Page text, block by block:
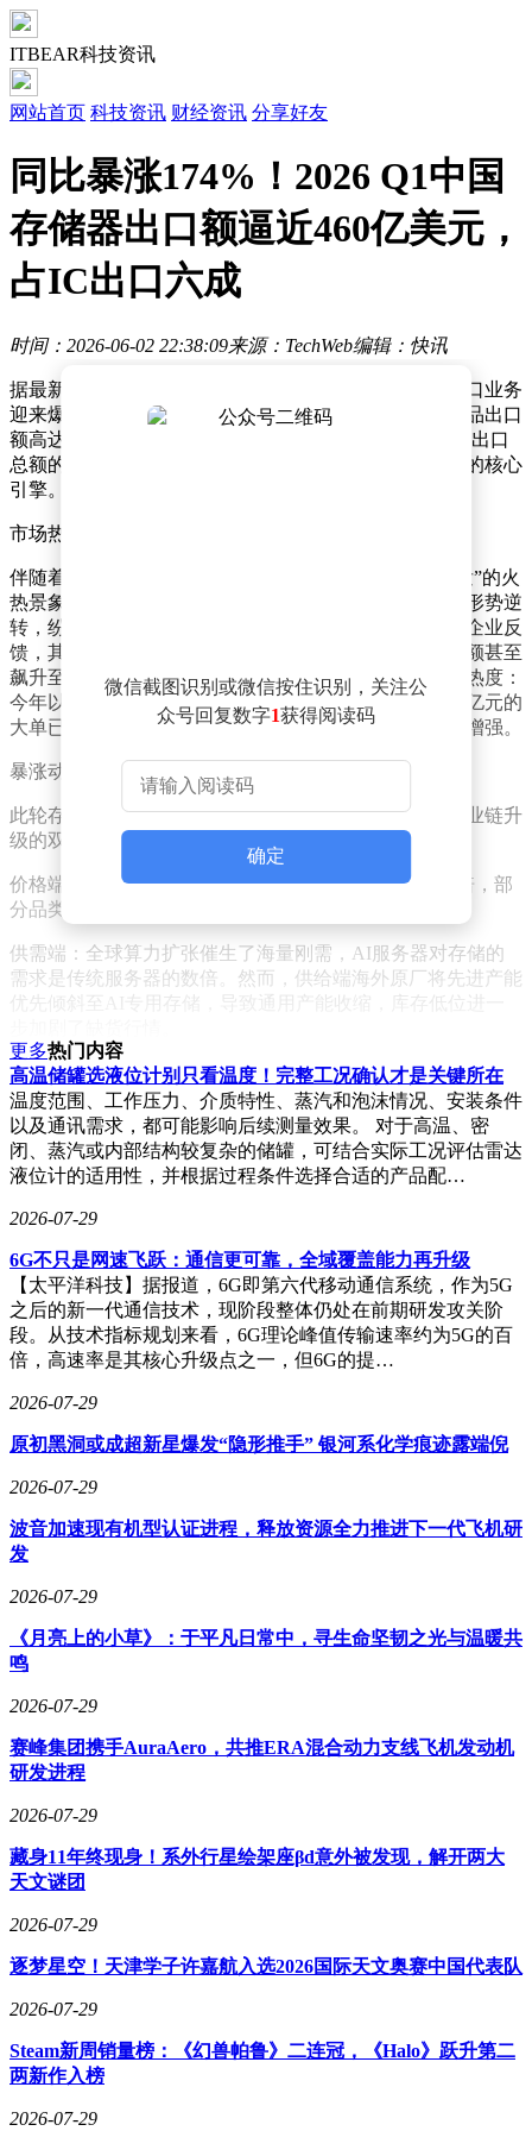
ITBEAR科技资讯
网站首页 科技资讯 财经资讯 分享好友
同比暴涨174%！2026 Q1中国
存储器出口额逼近460亿美元，
占IC出口六成
时间：2026-06-02 22:38:09来源：TechWeb编辑：快讯
据最新行业数据显示，2026年第一季度，我国存储器出口业务
迎来爆发式增长，呈现强劲的开局态势。当期存储器产品出口
额高达459.9亿美元，同比大幅增长174.2%，占集成电路出口
总额的比例超过六成，已成为拉动我国半导体出口增长的核心
引擎。
市场热度：大单频发，话语权提升
伴随着出口额的飙升，行业呈现出“量价齐升、大单频发”的火
热景象。以往海外代理商和集成商合作门槛较高，如今形势逆
转，纷纷主动上门寻求合作。深圳多家深耕存储出口的企业反
馈，其下单规模和金额显著提升，部分企业一季度出口额甚至
飙升至去年同期的三倍。物流端的数据同样印证了这一热度：
今年以来深圳内存出口订单量同比翻倍，单笔货值超过亿元的
大单已达五六单，国产存储在全球市场的话语权正持续增强。
暴涨动因：供需失衡与价格狂飙
此轮存储器出口暴涨的背后，是全球供需失衡与国产产业链升
级的双重驱动。
价格端：与2025年3月相比，存储器价格普遍上涨近10倍，部
分品类涨幅达十几倍，现货价格最高暴涨近1000%。
供需端：全球算力扩张催生了海量刚需，AI服务器对存储的
需求是传统服务器的数倍。然而，供给端海外原厂将先进产能
优先倾斜至AI专用存储，导致通用产能收缩，库存低位进一
国产崛起：性价比优势与技术深耕
在这一轮价格暴涨周期中，国产存储的性价比优势凸显，与海
外品牌存在的明显价差使其成为海外客户的优先选择。更关键
的是，国内存储产业正从单纯的规模扩张转向核心技术的深
耕。以长江存储、长鑫科技为代表的头部企业正在加速扩产，
并加码高端存储研发。行业正借助AI红利实现利润反哺研
微信截图识别或微信按住识别，关注公
众号回复数字1获得阅读码
确定
更多热门内容
高温储罐选液位计别只看温度！完整工况确认才是关键所在
温度范围、工作压力、介质特性、蒸汽和泡沫情况、安装条件
以及通讯需求，都可能影响后续测量效果。 对于高温、密
闭、蒸汽或内部结构较复杂的储罐，可结合实际工况评估雷达
液位计的适用性，并根据过程条件选择合适的产品配…
2026-07-29
6G不只是网速飞跃：通信更可靠，全域覆盖能力再升级
【太平洋科技】据报道，6G即第六代移动通信系统，作为5G
之后的新一代通信技术，现阶段整体仍处在前期研发攻关阶
段。从技术指标规划来看，6G理论峰值传输速率约为5G的百
倍，高速率是其核心升级点之一，但6G的提…
2026-07-29
原初黑洞或成超新星爆发“隐形推手” 银河系化学痕迹露端倪
2026-07-29
波音加速现有机型认证进程，释放资源全力推进下一代飞机研
发
2026-07-29
《月亮上的小草》：于平凡日常中，寻生命坚韧之光与温暖共
鸣
2026-07-29
赛峰集团携手AuraAero，共推ERA混合动力支线飞机发动机
研发进程
2026-07-29
藏身11年终现身！系外行星绘架座βd意外被发现，解开两大
天文谜团
2026-07-29
逐梦星空！天津学子许嘉航入选2026国际天文奥赛中国代表队
2026-07-29
Steam新周销量榜：《幻兽帕鲁》二连冠，《Halo》跃升第二
两新作入榜
2026-07-29